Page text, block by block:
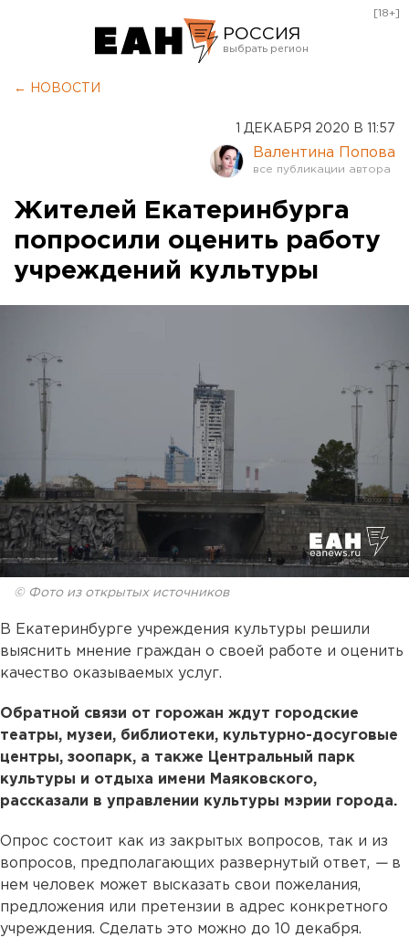
РОССИЯ
Курган
Оренбург
[18+]
← НОВОСТИ
1 ДЕКАБРЯ 2020 В 11:57
Валентина Попова
Жителей Екатеринбурга
попросили оценить работу
учреждений культуры
© Фото из открытых источников
В Екатеринбурге учреждения культуры решили
выяснить мнение граждан о своей работе и оценить
качество оказываемых услуг.
Обратной связи от горожан ждут городские
театры, музеи, библиотеки, культурно-досуговые
центры, зоопарк, а также Центральный парк
культуры и отдыха имени Маяковского,
рассказали в управлении культуры мэрии города.
Опрос состоит как из закрытых вопросов, так и из
вопросов, предполагающих развернутый ответ, —в
нем человек может высказать свои пожелания,
предложения или претензии в адрес конкретного
учреждения. Сделать это можно до 10 декабря.